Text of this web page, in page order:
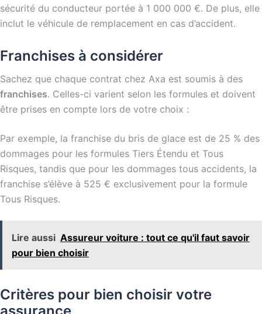
sécurité du conducteur portée à 1 000 000 €. De plus, elle
inclut le véhicule de remplacement en cas d’accident.
Franchises à considérer
Sachez que chaque contrat chez Axa est soumis à des
franchises. Celles-ci varient selon les formules et doivent
être prises en compte lors de votre choix :
Par exemple, la franchise du bris de glace est de 25 % des
dommages pour les formules Tiers Étendu et Tous
Risques, tandis que pour les dommages tous accidents, la
franchise s’élève à 525 € exclusivement pour la formule
Tous Risques.
Lire aussi Assureur voiture : tout ce qu'il faut savoir
pour bien choisir
Critères pour bien choisir votre